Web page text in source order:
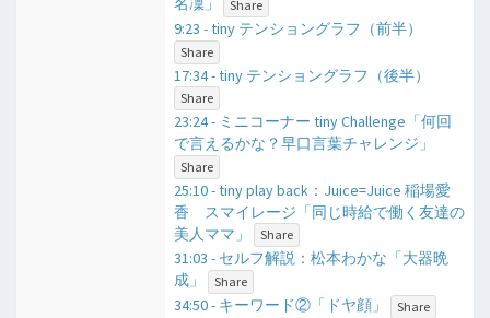
Share
9:23 - tiny テンショングラフ（前半）
Share
17:34 - tiny テンショングラフ（後半）
Share
23:24 - ミニコーナー tiny Challenge「何回
で言えるかな？早口言葉チャレンジ」
Share
25:10 - tiny play back：Juice=Juice 稲場愛
香 スマイレージ「同じ時給で働く友達の
美人ママ」
Share
31:03 - セルフ解説：松本わかな「大器晩
成」
Share
34:50 - キーワード②「ドヤ顔」 Share